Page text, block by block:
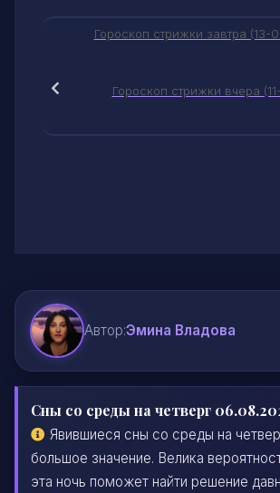
Гороскоп стрижки завтра (13-
Гороскоп стрижки вчера
Автор:Эмина Владова
Сны со среды на четверг
Явившиеся сны со среды на
большое значение. Велика
эта ночь поможет найти решение